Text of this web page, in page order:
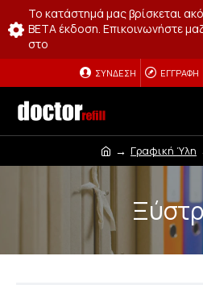
Το κατάστημά μας βρίσκεται
BETA έκδοση. Επικοινωνήστε
στο
ΣΎΝΔΕΣΗ ΕΓΓΡΑΦΉ
Γραφική Ύλη